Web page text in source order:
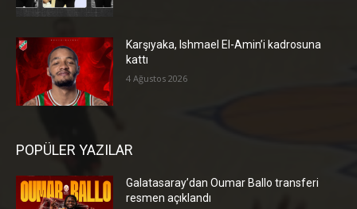
Karşıyaka, Ishmael El-Amin’i kadrosuna
kattı
4 Ağustos 2026
POPÜLER YAZILAR
Galatasaray’dan Oumar Ballo transferi
resmen açıklandı